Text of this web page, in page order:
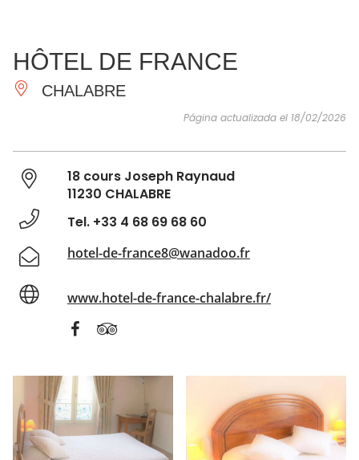
IMPRESCINDIBLES
HACER
INSPIRACIONES
HÔTEL DE FRANCE
CHALABRE
Página actualizada el 18/02/2026
18 cours Joseph Raynaud
11230 CHALABRE
Tel. +33 4 68 69 68 60
hotel-de-france8@wanadoo.fr
www.hotel-de-france-chalabre.fr/